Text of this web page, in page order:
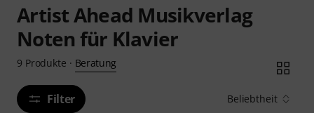
Artist Ahead Musikverlag
Noten für Klavier
9 Produkte · Beratung
Filter Beliebtheit